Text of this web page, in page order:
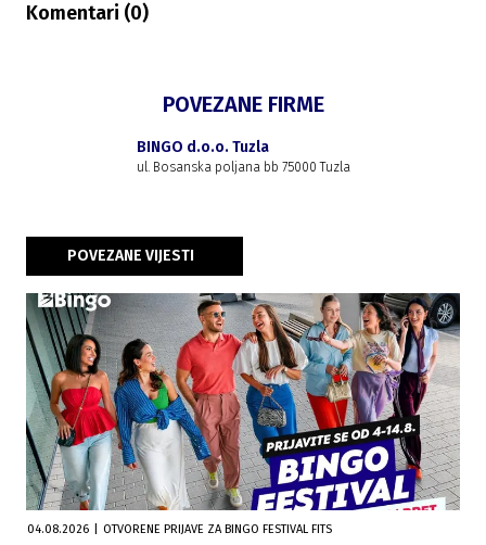
Komentari (0)
POVEZANE FIRME
BINGO d.o.o. Tuzla
ul. Bosanska poljana bb 75000 Tuzla
POVEZANE VIJESTI
04.08.2026 OTVORENE PRIJAVE ZA BINGO FESTIVAL FITS